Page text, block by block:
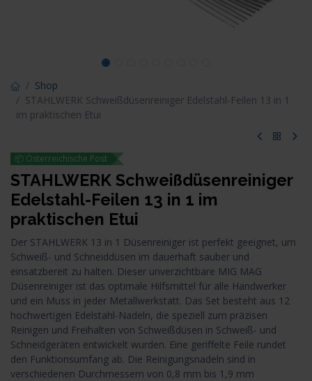
Shop
STAHLWERK Schweißdüsenreiniger Edelstahl-Feilen 13 in 1
im praktischen Etui
📦 Österreichische Post
STAHLWERK Schweißdüsenreiniger
Edelstahl-Feilen 13 in 1 im
praktischen Etui
Der STAHLWERK 13 in 1 Düsenreiniger ist perfekt geeignet, um
Schweiß- und Schneiddüsen im dauerhaft sauber und
einsatzbereit zu halten. Dieser unverzichtbare MIG MAG
Düsenreiniger ist das optimale Hilfsmittel für alle Handwerker
und ein Muss in jeder Metallwerkstatt. Das Set besteht aus 12
hochwertigen Edelstahl-Nadeln, die speziell zum präzisen
Reinigen und Freihalten von Schweißdüsen in Schweiß- und
Schneidgeräten entwickelt wurden. Eine geriffelte Feile rundet
den Funktionsumfang ab. Die Reinigungsnadeln sind in
verschiedenen Durchmessern von 0,8 mm bis 1,9 mm